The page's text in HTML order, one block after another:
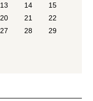
13 14
15
20 21
22
27 28
29